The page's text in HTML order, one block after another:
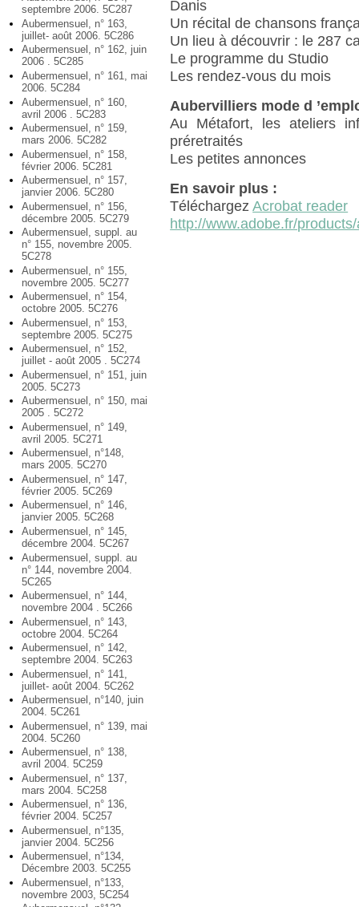
septembre 2006. 5C287
Aubermensuel, n° 163,
juillet- août 2006. 5C286
Aubermensuel, n° 162, juin
2006 . 5C285
Aubermensuel, n° 161, mai
2006. 5C284
Aubermensuel, n° 160,
avril 2006 . 5C283
Aubermensuel, n° 159,
mars 2006. 5C282
Aubermensuel, n° 158,
février 2006. 5C281
Aubermensuel, n° 157,
janvier 2006. 5C280
Aubermensuel, n° 156,
décembre 2005. 5C279
Aubermensuel, suppl. au
n° 155, novembre 2005.
5C278
Aubermensuel, n° 155,
novembre 2005. 5C277
Aubermensuel, n° 154,
octobre 2005. 5C276
Aubermensuel, n° 153,
septembre 2005. 5C275
Aubermensuel, n° 152,
juillet - août 2005 . 5C274
Aubermensuel, n° 151, juin
2005. 5C273
Aubermensuel, n° 150, mai
2005 . 5C272
Aubermensuel, n° 149,
avril 2005. 5C271
Aubermensuel, n°148,
mars 2005. 5C270
Aubermensuel, n° 147,
février 2005. 5C269
Aubermensuel, n° 146,
janvier 2005. 5C268
Aubermensuel, n° 145,
décembre 2004. 5C267
Aubermensuel, suppl. au
n° 144, novembre 2004.
5C265
Aubermensuel, n° 144,
novembre 2004 . 5C266
Aubermensuel, n° 143,
octobre 2004. 5C264
Aubermensuel, n° 142,
septembre 2004. 5C263
Aubermensuel, n° 141,
juillet- août 2004. 5C262
Aubermensuel, n°140, juin
2004. 5C261
Aubermensuel, n° 139, mai
2004. 5C260
Aubermensuel, n° 138,
avril 2004. 5C259
Aubermensuel, n° 137,
mars 2004. 5C258
Aubermensuel, n° 136,
février 2004. 5C257
Aubermensuel, n°135,
janvier 2004. 5C256
Aubermensuel, n°134,
Décembre 2003. 5C255
Aubermensuel, n°133,
novembre 2003, 5C254
Danis
Un récital de chansons
Un lieu à découvrir : le 287
Le programme du Studio
Les rendez-vous du mois
Aubervilliers mode d
Au Métafort, les ateliers
préretraités
Les petites annonces
En savoir plus :
TéléchargezAcrobat reader
http://www.adobe.fr/